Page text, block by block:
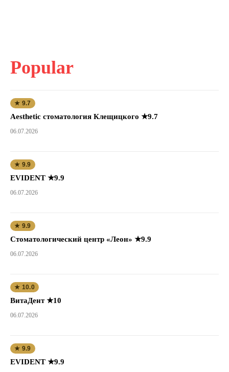
Popular
★ 9.7
Aesthetic стоматология Клещицкого ★9.7
06.07.2026
★ 9.9
EVIDENT ★9.9
06.07.2026
★ 9.9
Стоматологический центр «Леон» ★9.9
06.07.2026
★ 10.0
ВитаДент ★10
06.07.2026
★ 9.9
EVIDENT ★9.9